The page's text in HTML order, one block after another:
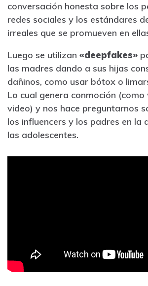
conversación honesta sobre los
redes sociales y los estándares
irreales que se promueven en
Luego se utilizan «deepfakes»
las madres dando a sus hijas
dañinos, como usar bótox o
Lo cual genera conmoción (como
video) y nos hace preguntarnos
los influencers y los padres en la
las adolescentes.